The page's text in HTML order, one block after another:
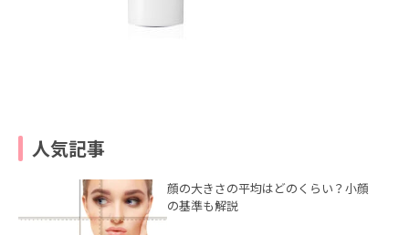
人気記事
顔の大きさの平均はどのくらい？小顔
の基準も解説